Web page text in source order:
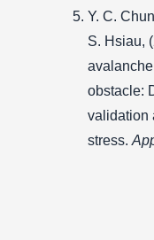
Y. C.
S. Hsiau,
obstacle:
validation
stress.